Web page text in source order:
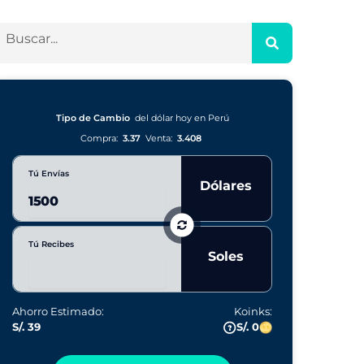
Tipo de Cambio del dólar hoy en Perú
Compra: 3.37 Venta: 3.408
Tú Envías
Dólares
Tú Recibes
Soles
Ahorro Estimado:
S/. 39
Koinks:
S/. 0